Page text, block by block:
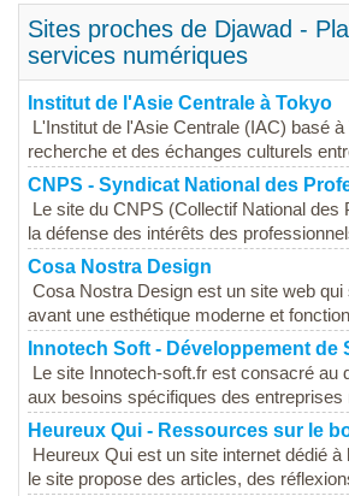
Sites proches de Djawad -
services numériques
Institut de l'Asie Centrale à Tokyo
L'Institut de l'Asie Centrale (IAC) basé
recherche et des échanges culturels
CNPS - Syndicat National des
Le site du CNPS (Collectif National
la défense des intérêts des
Cosa Nostra Design
Cosa Nostra Design est un site web
avant une esthétique moderne et
Innotech Soft - Développement
Le site Innotech-soft.fr est consacré au
aux besoins spécifiques des
Heureux Qui - Ressources sur le
Heureux Qui est un site internet dédié
le site propose des articles, des